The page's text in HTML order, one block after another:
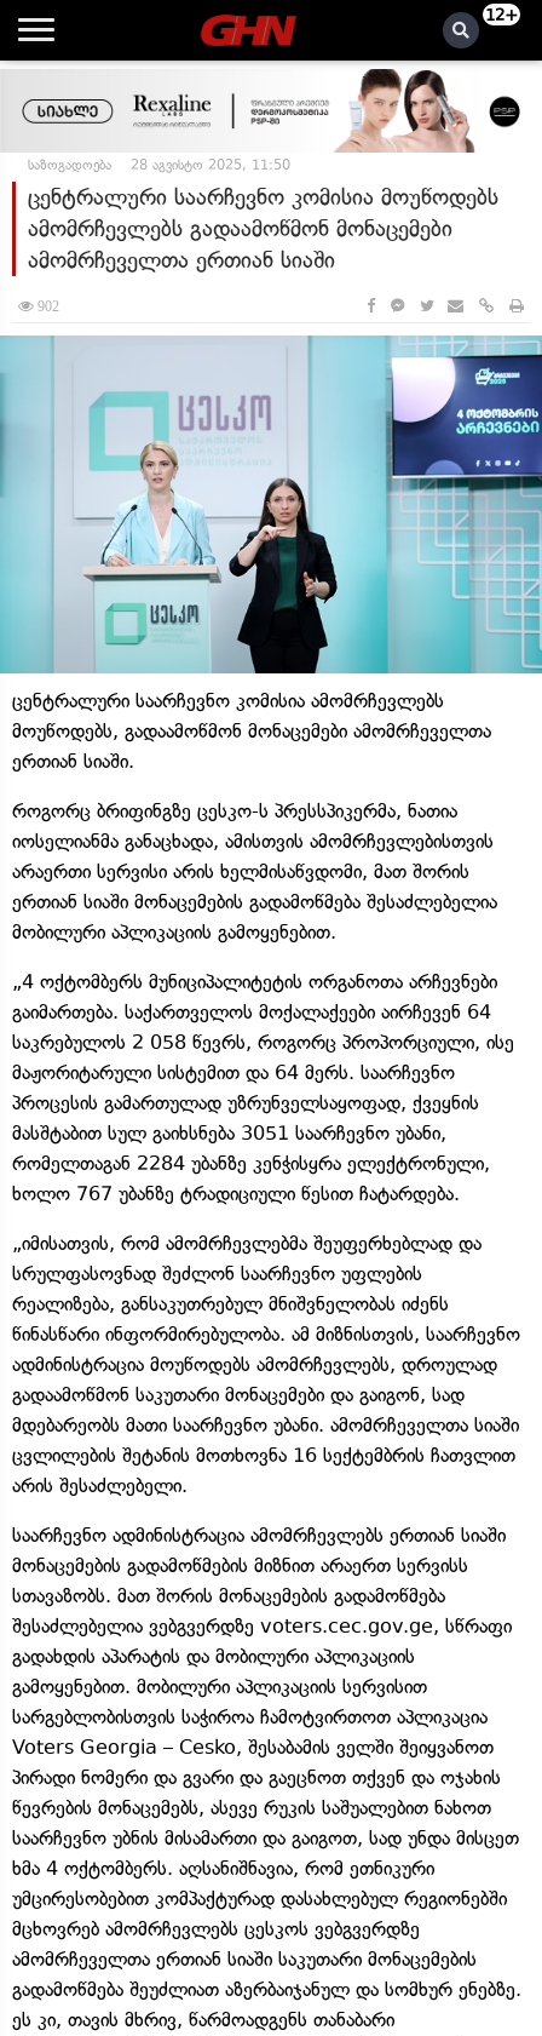
12+
საზოგადოება 28 აგვისტო 2025, 11:50
ცენტრალური საარჩევნო კომისია მოუწოდებს
ამომრჩევლებს გადაამოწმონ მონაცემები
ამომრჩეველთა ერთიან სიაში
902
ცენტრალური საარჩევნო კომისია ამომრჩევლებს
მოუწოდებს, გადაამოწმონ მონაცემები ამომრჩეველთა
ერთიან სიაში.
როგორც ბრიფინგზე ცესკო-ს პრესსპიკერმა, ნათია
იოსელიანმა განაცხადა, ამისთვის ამომრჩევლებისთვის
არაერთი სერვისი არის ხელმისაწვდომი, მათ შორის
ერთიან სიაში მონაცემების გადამოწმება შესაძლებელია
მობილური აპლიკაციის გამოყენებით.
„4 ოქტომბერს მუნიციპალიტეტის ორგანოთა არჩევნები
გაიმართება. საქართველოს მოქალაქეები აირჩევენ 64
საკრებულოს 2 058 წევრს, როგორც პროპორციული, ისე
მაჟორიტარული სისტემით და 64 მერს. საარჩევნო
პროცესის გამართულად უზრუნველსაყოფად, ქვეყნის
მასშტაბით სულ გაიხსნება 3051 საარჩევნო უბანი,
რომელთაგან 2284 უბანზე კენჭისყრა ელექტრონული,
ხოლო 767 უბანზე ტრადიციული წესით ჩატარდება.
„იმისათვის, რომ ამომრჩევლებმა შეუფერხებლად და
სრულფასოვნად შეძლონ საარჩევნო უფლების
რეალიზება, განსაკუთრებულ მნიშვნელობას იძენს
წინასწარი ინფორმირებულობა. ამ მიზნისთვის, საარჩევნო
ადმინისტრაცია მოუწოდებს ამომრჩევლებს, დროულად
გადაამოწმონ საკუთარი მონაცემები და გაიგონ, სად
მდებარეობს მათი საარჩევნო უბანი. ამომრჩეველთა სიაში
ცვლილების შეტანის მოთხოვნა 16 სექტემბრის ჩათვლით
არის შესაძლებელი.
საარჩევნო ადმინისტრაცია ამომრჩევლებს ერთიან სიაში
მონაცემების გადამოწმების მიზნით არაერთ სერვისს
სთავაზობს. მათ შორის მონაცემების გადამოწმება
შესაძლებელია ვებგვერდზე voters.cec.gov.ge, სწრაფი
გადახდის აპარატის და მობილური აპლიკაციის
გამოყენებით. მობილური აპლიკაციის სერვისით
სარგებლობისთვის საჭიროა ჩამოტვირთოთ აპლიკაცია
Voters Georgia – Cesko, შესაბამის ველში შეიყვანოთ
პირადი ნომერი და გვარი და გაეცნოთ თქვენ და ოჯახის
წევრების მონაცემებს, ასევე რუკის საშუალებით ნახოთ
საარჩევნო უბნის მისამართი და გაიგოთ, სად უნდა მისცეთ
ხმა 4 ოქტომბერს. აღსანიშნავია, რომ ეთნიკური
უმცირესობებით კომპაქტურად დასახლებულ რეგიონებში
მცხოვრებ ამომრჩევლებს ცესკოს ვებგვერდზე
ამომრჩეველთა ერთიან სიაში საკუთარი მონაცემების
გადამოწმება შეუძლიათ აზერბაიჯანულ და სომხურ ენებზე.
ეს კი, თავის მხრივ, წარმოადგენს თანაბარი